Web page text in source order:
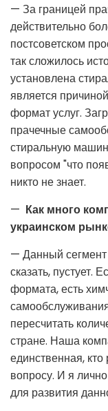
— За границей
действительно
постсоветском
так сложилось
установлена
является
формат услуг.
прачечные
стиральную
вопросом "что
никто не знает.
— Как много
украинском
— Данный
сказать, пустует.
формата, есть
пересчитать
стране. Наша
единственная,
вопросу. И я
для развития